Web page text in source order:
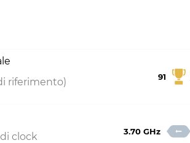
riferimento)
91
clock
3.70 GHz